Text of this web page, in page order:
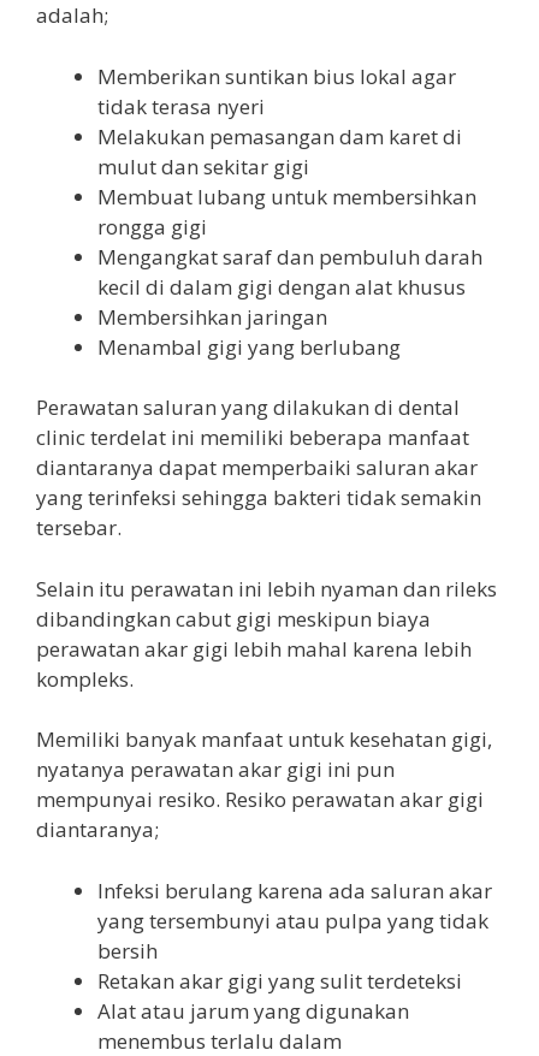
adalah;
Memberikan suntikan bius lokal agar
tidak terasa nyeri
Melakukan pemasangan dam karet di
mulut dan sekitar gigi
Membuat lubang untuk membersihkan
rongga gigi
Mengangkat saraf dan pembuluh darah
kecil di dalam gigi dengan alat khusus
Membersihkan jaringan
Menambal gigi yang berlubang
Perawatan saluran yang dilakukan di dental
clinic terdelat ini memiliki beberapa manfaat
diantaranya dapat memperbaiki saluran akar
yang terinfeksi sehingga bakteri tidak semakin
tersebar.
Selain itu perawatan ini lebih nyaman dan rileks
dibandingkan cabut gigi meskipun biaya
perawatan akar gigi lebih mahal karena lebih
kompleks.
Memiliki banyak manfaat untuk kesehatan gigi,
nyatanya perawatan akar gigi ini pun
mempunyai resiko. Resiko perawatan akar gigi
diantaranya;
Infeksi berulang karena ada saluran akar
yang tersembunyi atau pulpa yang tidak
bersih
Retakan akar gigi yang sulit terdeteksi
Alat atau jarum yang digunakan
menembus terlalu dalam